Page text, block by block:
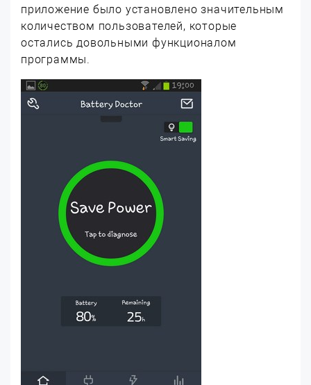
приложение было установлено значительным
количеством пользователей, которые
остались довольными функционалом
программы.